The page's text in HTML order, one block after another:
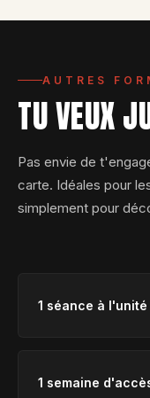
AUTRES
TU VEUX
Pas envie de
carte. Idéales pour
simplement pour
1 séance à l'unité
1 semaine